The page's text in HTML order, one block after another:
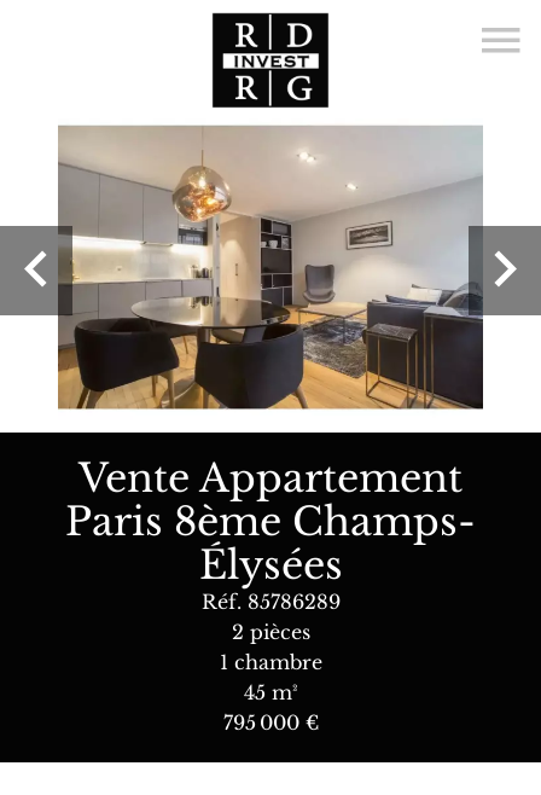
Vente Appartement
Paris 8ème Champs-
Élysées
Réf. 85786289
2 pièces
1 chambre
45 m²
795 000 €